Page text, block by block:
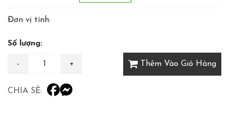
Đơn vị tính:
Số lượng:
Thêm Vào Giỏ Hàng
CHIA SẺ: